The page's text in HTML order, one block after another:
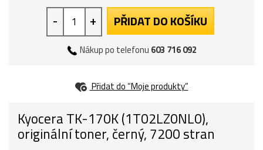
- + PŘIDAT DO KOŠÍKU
Nákup po telefonu 603 716 092
Přidat do “Moje produkty”
Kyocera TK-170K (1T02LZ0NL0),
originální toner, černý, 7200 stran